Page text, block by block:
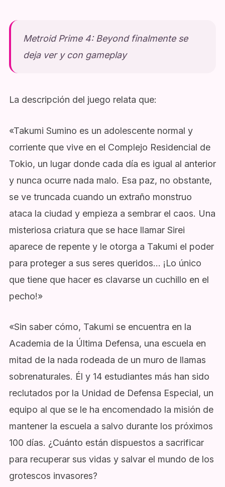
Metroid Prime 4: Beyond finalmente se
deja ver y con gameplay
La descripción del juego relata que:
«Takumi Sumino es un adolescente normal y
corriente que vive en el Complejo Residencial de
Tokio, un lugar donde cada día es igual al anterior
y nunca ocurre nada malo. Esa paz, no obstante,
se ve truncada cuando un extraño monstruo
ataca la ciudad y empieza a sembrar el caos. Una
misteriosa criatura que se hace llamar Sirei
aparece de repente y le otorga a Takumi el poder
para proteger a sus seres queridos… ¡Lo único
que tiene que hacer es clavarse un cuchillo en el
pecho!»
«Sin saber cómo, Takumi se encuentra en la
Academia de la Última Defensa, una escuela en
mitad de la nada rodeada de un muro de llamas
sobrenaturales. Él y 14 estudiantes más han sido
reclutados por la Unidad de Defensa Especial, un
equipo al que se le ha encomendado la misión de
mantener la escuela a salvo durante los próximos
100 días. ¿Cuánto están dispuestos a sacrificar
para recuperar sus vidas y salvar el mundo de los
grotescos invasores?